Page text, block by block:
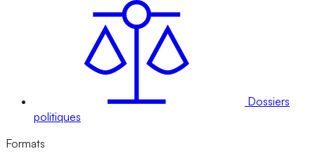
Dossiers
politiques
Formats